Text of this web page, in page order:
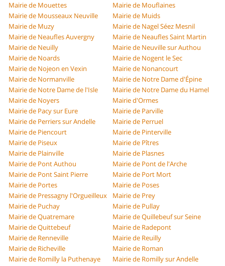
Mairie de Mouettes
Mairie de Mouflaines
Mairie de Mousseaux Neuville
Mairie de Muids
Mairie de Muzy
Mairie de Nagel Séez Mesnil
Mairie de Neaufles Auvergny
Mairie de Neaufles Saint Martin
Mairie de Neuilly
Mairie de Neuville sur Authou
Mairie de Noards
Mairie de Nogent le Sec
Mairie de Nojeon en Vexin
Mairie de Nonancourt
Mairie de Normanville
Mairie de Notre Dame d'Épine
Mairie de Notre Dame de l'Isle
Mairie de Notre Dame du Hamel
Mairie de Noyers
Mairie d'Ormes
Mairie de Pacy sur Eure
Mairie de Parville
Mairie de Perriers sur Andelle
Mairie de Perruel
Mairie de Piencourt
Mairie de Pinterville
Mairie de Piseux
Mairie de Pîtres
Mairie de Plainville
Mairie de Plasnes
Mairie de Pont Authou
Mairie de Pont de l'Arche
Mairie de Pont Saint Pierre
Mairie de Port Mort
Mairie de Portes
Mairie de Poses
Mairie de Pressagny l'Orgueilleux
Mairie de Prey
Mairie de Puchay
Mairie de Pullay
Mairie de Quatremare
Mairie de Quillebeuf sur Seine
Mairie de Quittebeuf
Mairie de Radepont
Mairie de Renneville
Mairie de Reuilly
Mairie de Richeville
Mairie de Roman
Mairie de Romilly la Puthenaye
Mairie de Romilly sur Andelle